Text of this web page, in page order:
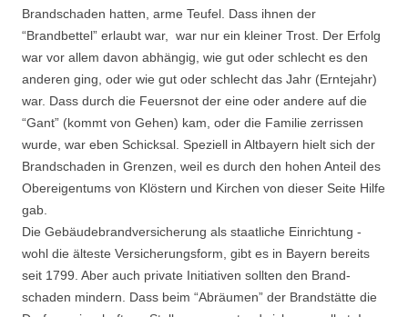
Brandschaden hatten, arme Teufel. Dass ihnen der
“Brandbettel” erlaubt war, war nur ein kleiner Trost. Der Erfolg
war vor allem davon abhängig, wie gut oder schlecht es den
anderen ging, oder wie gut oder schlecht das Jahr (Erntejahr)
war. Dass durch die Feuersnot der eine oder andere auf die
“Gant” (kommt von Gehen) kam, oder die Familie zerrissen
wurde, war eben Schicksal. Speziell in Altbayern hielt sich der
Brandschaden in Grenzen, weil es durch den hohen Anteil des
Obereigentums von Klöstern und Kirchen von dieser Seite Hilfe
gab.
Die Gebäudebrandversicherung als staatliche Einrichtung -
wohl die älteste Versicherungs­form, gibt es in Bayern bereits
seit 1799. Aber auch private Initiativen sollten den Brand­
schaden mindern. Dass beim “Abräumen” der Brandstätte die